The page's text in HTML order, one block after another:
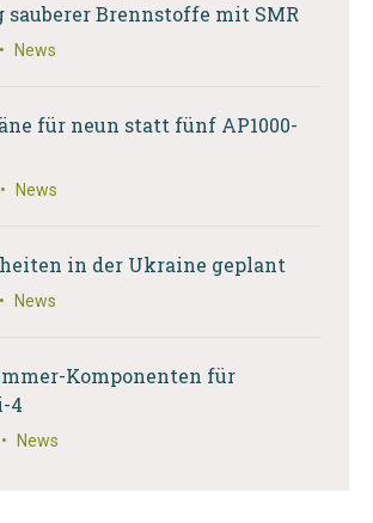
Brennstoffe mit SMR
• News
für neun statt fünf AP1000-
• News
in der Ukraine geplant
• News
Komponenten für
4
• News